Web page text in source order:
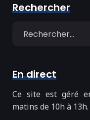
Rechercher
En direct
Ce site est géré
matins de 10h à 13h.